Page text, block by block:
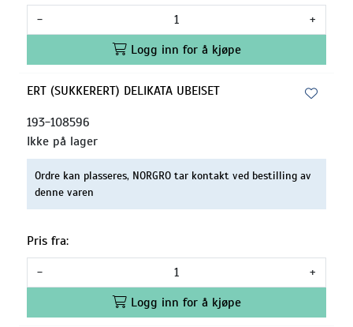
-
+
Logg inn for å kjøpe
ERT (SUKKERERT) DELIKATA UBEISET
193-108596
Ikke på lager
Ordre kan plasseres, NORGRO tar kontakt ved bestilling av
denne varen
Pris fra:
-
+
Logg inn for å kjøpe